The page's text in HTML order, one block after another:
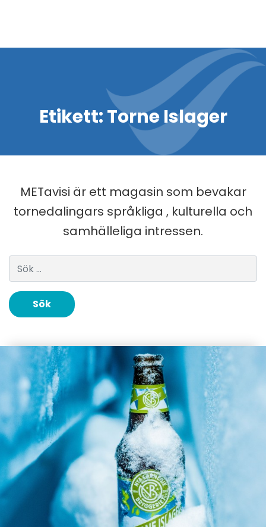
Etikett:Torne Islager
METavisi är ett magasin som bevakar
tornedalingars språkliga , kulturella och
samhälleliga intressen.
Sök efter: